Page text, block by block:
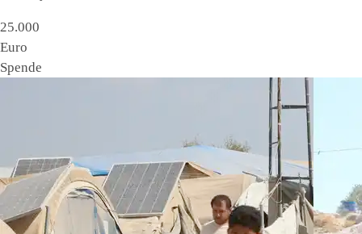
25.000
Euro
Spende